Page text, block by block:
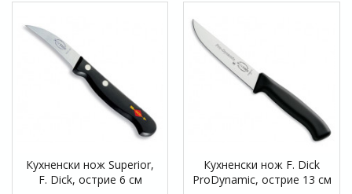
Кухненски нож Superior,
F. Dick, острие 6 см
Кухненски нож F. Dick
ProDynamic, острие 13 см